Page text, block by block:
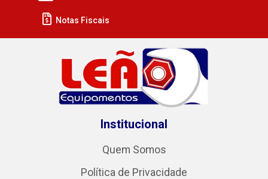
Notas Fiscais
Institucional
Quem Somos
Política de Privacidade